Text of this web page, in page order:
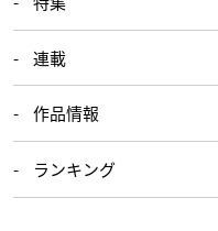
連載
作品情報
ランキング